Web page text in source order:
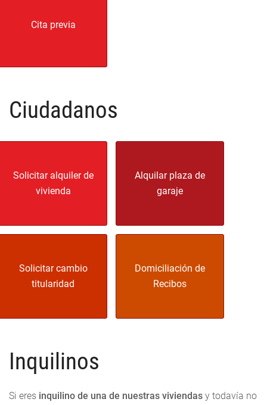
Cita previa
Ciudadanos
Solicitar alquiler de
vivienda
Alquilar plaza de
garaje
Solicitar cambio
titularidad
Domiciliación de
Recibos
Inquilinos
Si eres inquilino de una de nuestras viviendas y todavía no